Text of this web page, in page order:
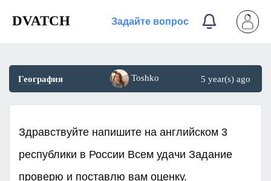
DVATCH Задайте вопрос
География Toshko 5 year(s) ago
Здравствуйте напишите на английском 3
республики в России Всем удачи Задание
проверю и поставлю вам оценку. ​